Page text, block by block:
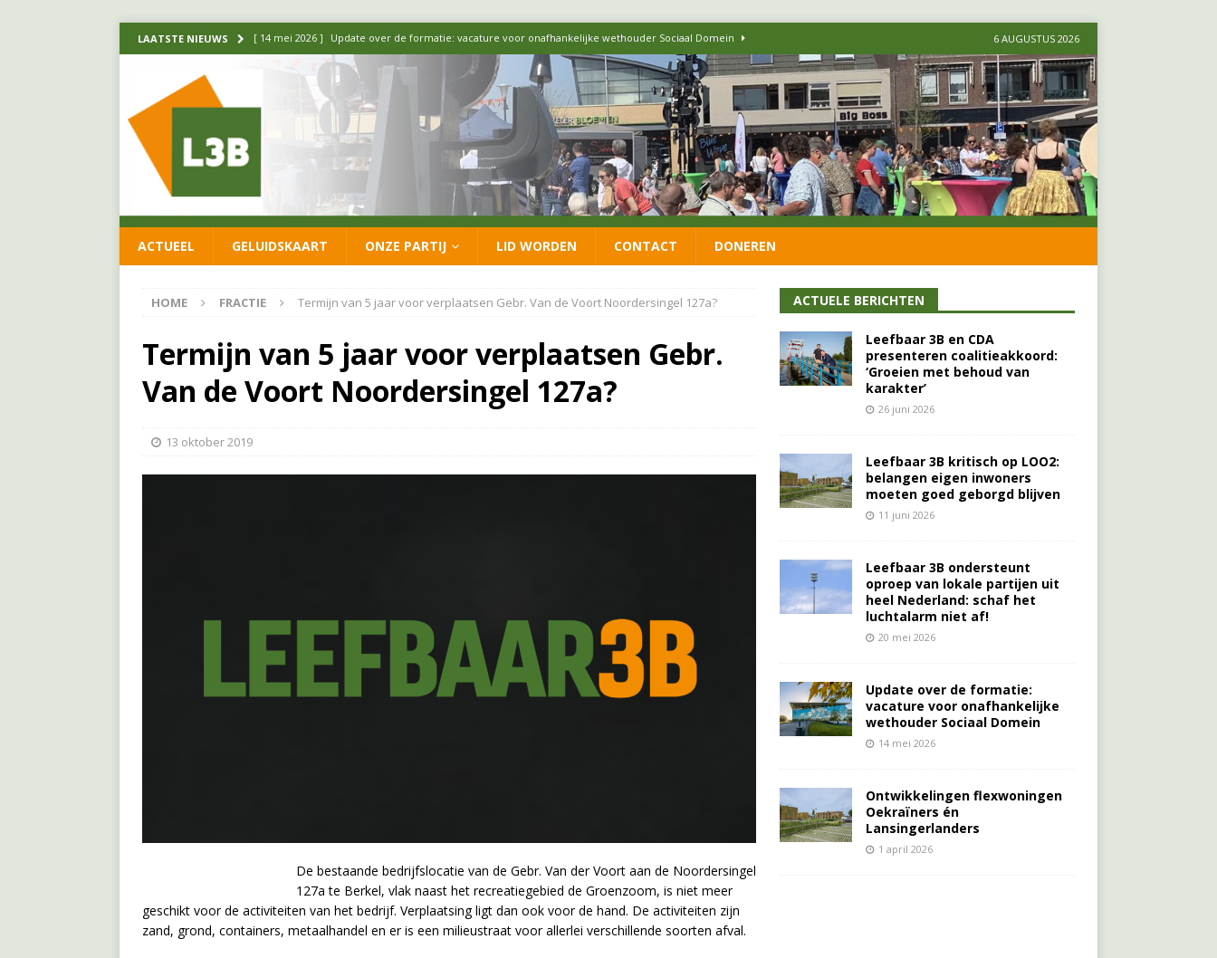
LAATSTE NIEUWS [ 14 mei 2026 ] Update over de formatie: vacature voor onafhankelijke wethouder Sociaal Domein
[ 1 april 2026 ] Ontwikkelingen flexwoningen Oekraïners én Lansingerlanders FRACTIE
[ 26 juni 2026 ] Leefbaar 3B en CDA presenteren coalitieakkoord: ‘Groeien met behoud van karakter’
Leefbaar 3B kritisch op LOO2: belangen eigen inwoners moeten goed geborgd blijven
[ 20 mei 2026 ] Leefbaar 3B ondersteunt oproep van lokale partijen uit heel Nederland: schaf het
6 AUGUSTUS 2026
ACTUEEL GELUIDSKAART ONZE PARTIJ LID WORDEN CONTACT DONEREN
HOME FRACTIE Termijn van 5 jaar voor verplaatsen Gebr. Van de Voort Noordersingel 127a?
Termijn van 5 jaar voor verplaatsen Gebr.
Van de Voort Noordersingel 127a?
13 oktober 2019
De bestaande bedrijfslocatie van de Gebr. Van der Voort aan de Noordersingel
127a te Berkel, vlak naast het recreatiegebied de Groenzoom, is niet meer
geschikt voor de activiteiten van het bedrijf. Verplaatsing ligt dan ook voor de hand. De activiteiten zijn
zand, grond, containers, metaalhandel en er is een milieustraat voor allerlei verschillende soorten afval.
ACTUELE BERICHTEN
Leefbaar 3B en CDA
presenteren coalitieakkoord:
‘Groeien met behoud van
karakter’
26 juni 2026
Leefbaar 3B kritisch op LOO2:
belangen eigen inwoners
moeten goed geborgd blijven
11 juni 2026
Leefbaar 3B ondersteunt
oproep van lokale partijen uit
heel Nederland: schaf het
luchtalarm niet af!
20 mei 2026
Update over de formatie:
vacature voor onafhankelijke
wethouder Sociaal Domein
14 mei 2026
Ontwikkelingen flexwoningen
Oekraïners én
Lansingerlanders
1 april 2026